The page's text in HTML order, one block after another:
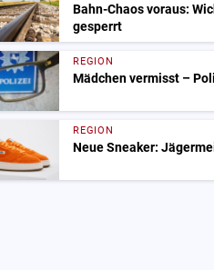
Bahn-Chaos voraus:
gesperrt
REGION
Mädchen vermisst –
REGION
Neue Sneaker: